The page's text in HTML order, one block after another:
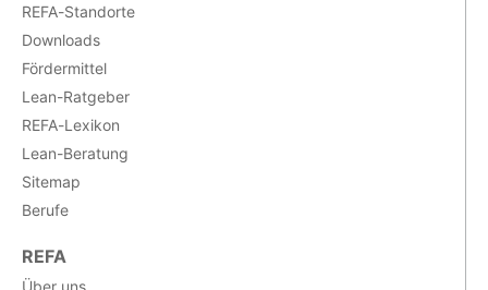
REFA-Standorte
Downloads
Fördermittel
Lean-Ratgeber
REFA-Lexikon
Lean-Beratung
Sitemap
Berufe
REFA
Über uns